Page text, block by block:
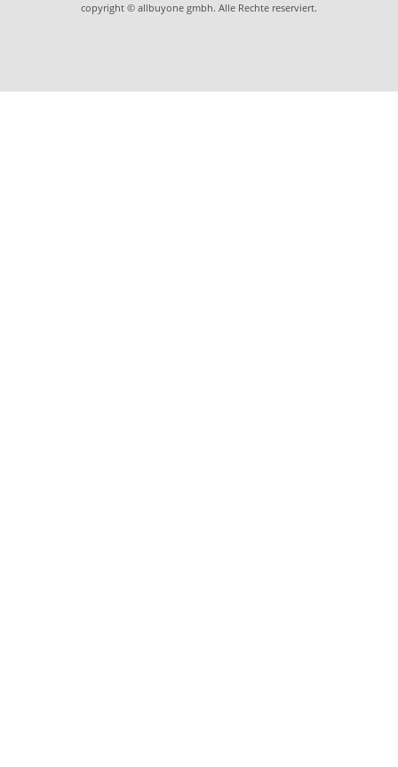
copyright © allbuyone gmbh. Alle Rechte reserviert.